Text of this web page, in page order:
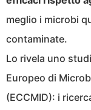
meglio i microbi
contaminate.
Lo rivela uno
Europeo di
(ECCMID): i